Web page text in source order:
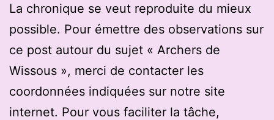
La chronique se veut reproduite du mieux
possible. Pour émettre des observations sur
ce post autour du sujet « Archers de
Wissous », merci de contacter les
coordonnées indiquées sur notre site
internet. Pour vous faciliter la tâche,